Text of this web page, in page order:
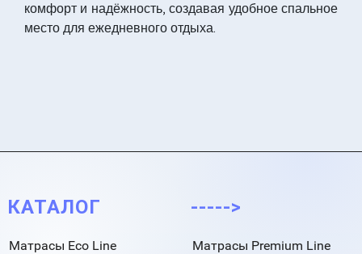
комфорт и надёжность, создавая удобное спальное
место для ежедневного отдыха.
КАТАЛОГ
Матрасы Eco Line
----->
Матрасы Premium Line